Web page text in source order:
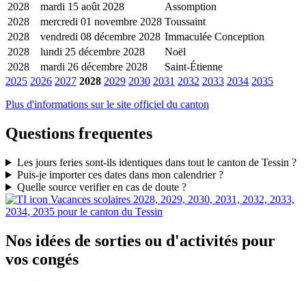
2028
mardi 15 août 2028
Assomption
2028
mercredi 01 novembre 2028 Toussaint
2028
vendredi 08 décembre 2028 Immaculée Conception
2028
lundi 25 décembre 2028
Noël
2028
mardi 26 décembre 2028
Saint-Étienne
2025 2026 2027 2028 2029 2030 2031 2032 2033 2034 2035
Plus d'informations sur le site officiel du canton
Questions frequentes
Les jours feries sont-ils identiques dans tout le canton de Tessin ?
Puis-je importer ces dates dans mon calendrier ?
Quelle source verifier en cas de doute ?
Vacances scolaires 2028, 2029, 2030, 2031, 2032, 2033,
2034, 2035 pour le canton du Tessin
Nos idées de sorties ou d'activités pour
vos congés